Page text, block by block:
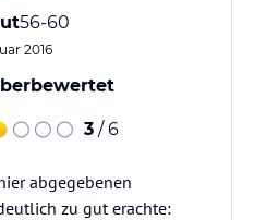
56-60
2016
3 / 6
abgegebenen
zu gut erachte: